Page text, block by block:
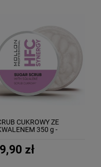
CUKROWY ZE
350 g -
SQUALENE
zł